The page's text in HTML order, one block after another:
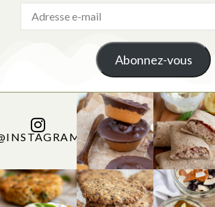
Abonnez-vous